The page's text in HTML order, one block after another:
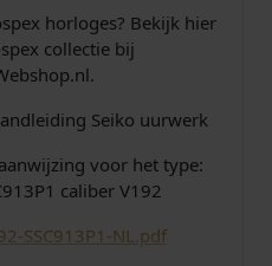
horloges? Bekijk hier
collectie bij
Seiko uurwerk
voor het type:
caliber V192
SSC913P1-NL.pdf